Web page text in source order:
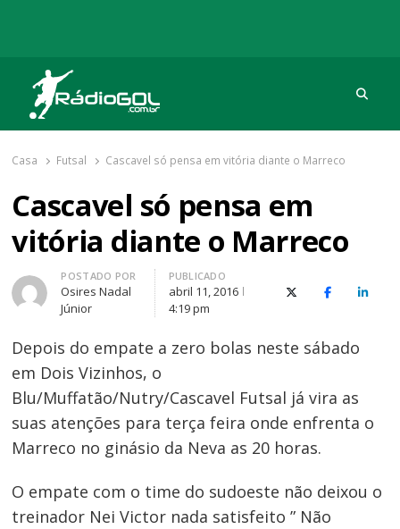
Rádio Gol
Há mais de 20 anos com as melhores coberturas
Casa Futsal Cascavel só pensa em vitória diante o Marreco
Cascavel só pensa em
vitória diante o Marreco
Autor
POSTADO POR
Osires Nadal
Júnior
PUBLICADO
abril 11, 2016
4:19 pm
X (Twitter)Facebook
O
Depois do empate a zero bolas neste sábado
em Dois Vizinhos, o
Blu/Muffatão/Nutry/Cascavel Futsal já vira as
suas atenções para terça feira onde enfrenta o
Marreco no ginásio da Neva as 20 horas.
O empate com o time do sudoeste não deixou o
treinador Nei Victor nada satisfeito ” Não